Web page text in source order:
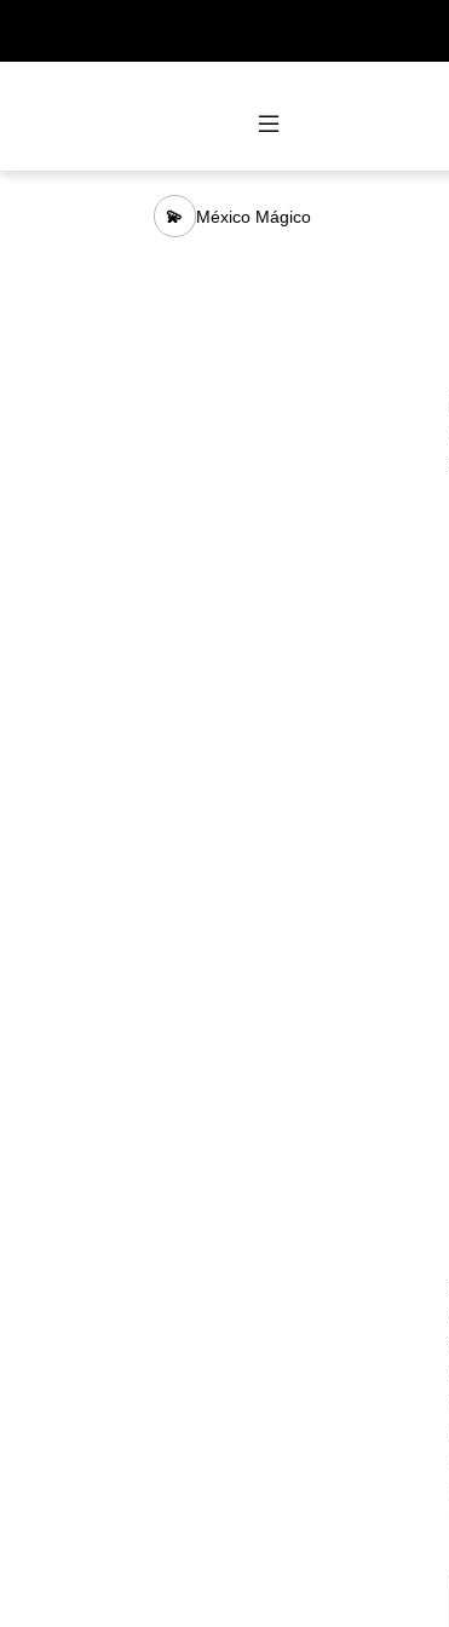
💫 México Mágico